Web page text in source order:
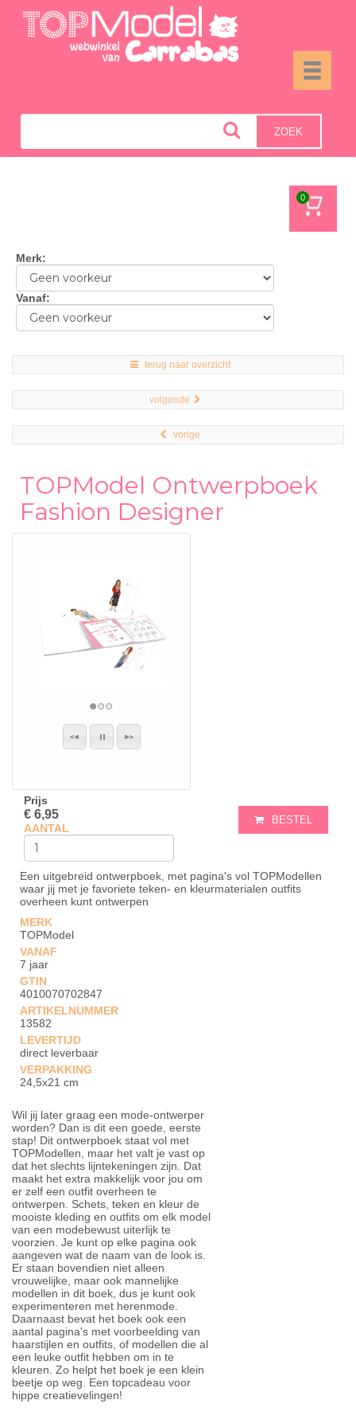
Toggle
ZOEK
0
Merk:
Vanaf:
terug naar overzicht
volgende
vorige
TOPModel Ontwerpboek
Fashion Designer
Prijs
€ 6,95
AANTAL
BESTEL
Een uitgebreid ontwerpboek, met pagina's vol TOPModellen
waar jij met je favoriete teken- en kleurmaterialen outfits
overheen kunt ontwerpen
MERK
TOPModel
VANAF
7 jaar
GTIN
4010070702847
ARTIKELNUMMER
13582
LEVERTIJD
direct leverbaar
VERPAKKING
24,5x21 cm
Wil jij later graag een mode-ontwerper
worden? Dan is dit een goede, eerste
stap! Dit ontwerpboek staat vol met
TOPModellen, maar het valt je vast op
dat het slechts lijntekeningen zijn. Dat
maakt het extra makkelijk voor jou om
er zelf een outfit overheen te
ontwerpen. Schets, teken en kleur de
mooiste kleding en outfits om elk model
van een modebewust uiterlijk te
voorzien. Je kunt op elke pagina ook
aangeven wat de naam van de look is.
Er staan bovendien niet alleen
vrouwelijke, maar ook mannelijke
modellen in dit boek, dus je kunt ook
experimenteren met herenmode.
Daarnaast bevat het boek ook een
aantal pagina's met voorbeelding van
haarstijlen en outfits, of modellen die al
een leuke outfit hebben om in te
kleuren. Zo helpt het boek je een klein
beetje op weg. Een topcadeau voor
hippe creatievelingen!